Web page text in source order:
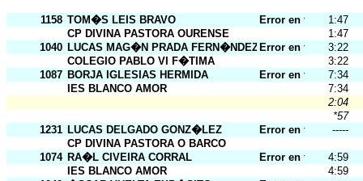
1158 TOM�S LEIS BRAVO Error en tarj.
1:47
CP DIVINA PASTORA OURENSE
1:47
1040 LUCAS MAG�N PRADA FERN�NDEZ Error en tarj.
3:22
COLEGIO PABLO VI F�TIMA
3:22
1087 BORJA IGLESIAS HERMIDA Error en tarj.
7:34
IES BLANCO AMOR
7:34
2:04
*57
1231 LUCAS DELGADO GONZ�LEZ Error en tarj.
-----
CP DIVINA PASTORA O BARCO
1074 RA�L CIVEIRA CORRAL Error en tarj.
4:59
IES BLANCO AMOR
4:59